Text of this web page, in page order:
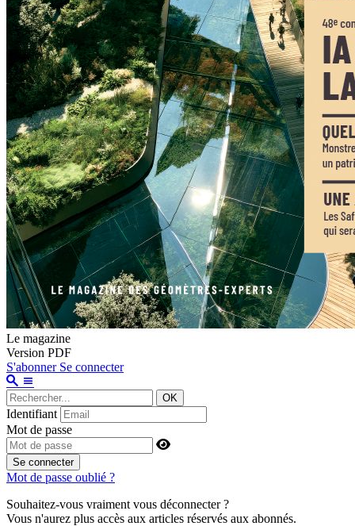
Le magazine
Version PDF
S'abonner Se connecter
OK
Identifiant
Mot de passe
Se connecter
Mot de passe oublié ?
Souhaitez-vous vraiment vous déconnecter ?
Vous n'aurez plus accès aux articles réservés aux abonnés.